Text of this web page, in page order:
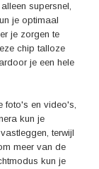
supersnel,
je optimaal
je zorgen te
chip talloze
je een hele
foto's en video's,
kun je
terwijl
meer van de
kun je